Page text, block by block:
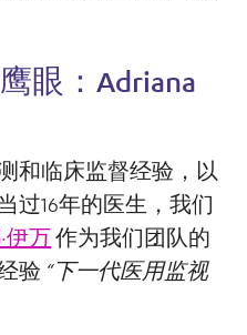
眼：Adriana
和临床监督经验，以
过16年的医生，我们
伊万作为我们团队的
验 “下一代医用监视